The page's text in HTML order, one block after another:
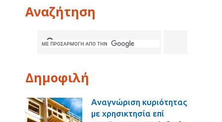
Αναζήτηση
Δημοφιλή
Αναγνώριση κυριότητας
με χρησικτησία επί